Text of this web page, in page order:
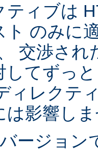
ティブは
ト のみに
交渉さ
してずっ
ィレクテ
は影響し
ージョン